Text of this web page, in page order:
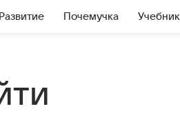
Развитие Почемучка Учебник